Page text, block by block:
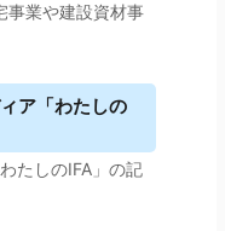
事業や建設資材事
ア「わたしの
わたしのIFA」の記